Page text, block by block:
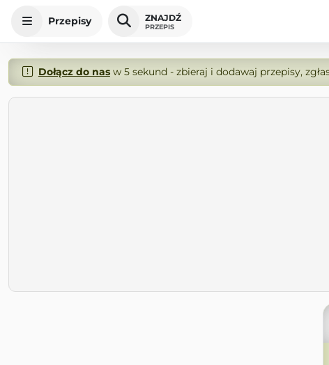
Przepisy ZNAJDŹ
PRZEPIS
Dołącz do nasw 5 sekund - zbieraj i dodawaj przepisy,